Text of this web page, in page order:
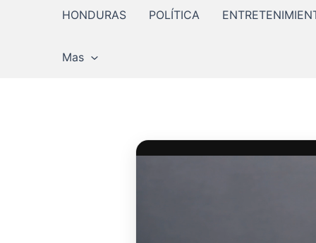
HONDURAS POLÍTICA
Mas